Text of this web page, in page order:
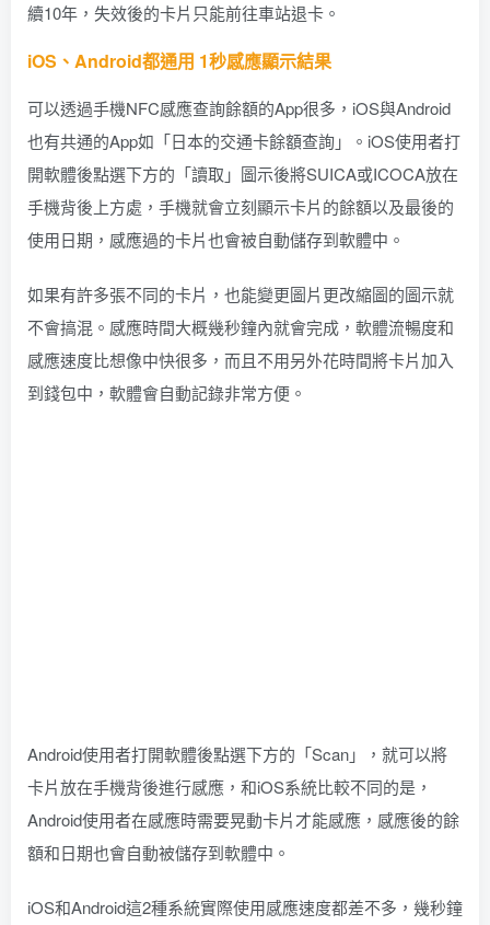
續10年，失效後的卡片只能前往車站退卡。
iOS、Android都通用 1秒感應顯示結果
可以透過手機NFC感應查詢餘額的App很多，iOS與Android
也有共通的App如「日本的交通卡餘額查詢」。iOS使用者打
開軟體後點選下方的「讀取」圖示後將SUICA或ICOCA放在
手機背後上方處，手機就會立刻顯示卡片的餘額以及最後的
使用日期，感應過的卡片也會被自動儲存到軟體中。
如果有許多張不同的卡片，也能變更圖片更改縮圖的圖示就
不會搞混。感應時間大概幾秒鐘內就會完成，軟體流暢度和
感應速度比想像中快很多，而且不用另外花時間將卡片加入
到錢包中，軟體會自動記錄非常方便。
Android使用者打開軟體後點選下方的「Scan」，就可以將
卡片放在手機背後進行感應，和iOS系統比較不同的是，
Android使用者在感應時需要晃動卡片才能感應，感應後的餘
額和日期也會自動被儲存到軟體中。
iOS和Android這2種系統實際使用感應速度都差不多，幾秒鐘